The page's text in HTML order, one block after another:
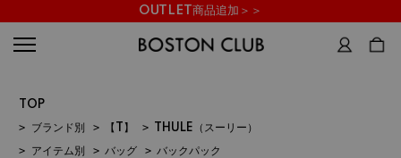
OUTLET商品追加＞＞
TOP
> ブランド別 > 【T】 >
THULE（スーリー）
> アイテム別 > バッグ > バックパック